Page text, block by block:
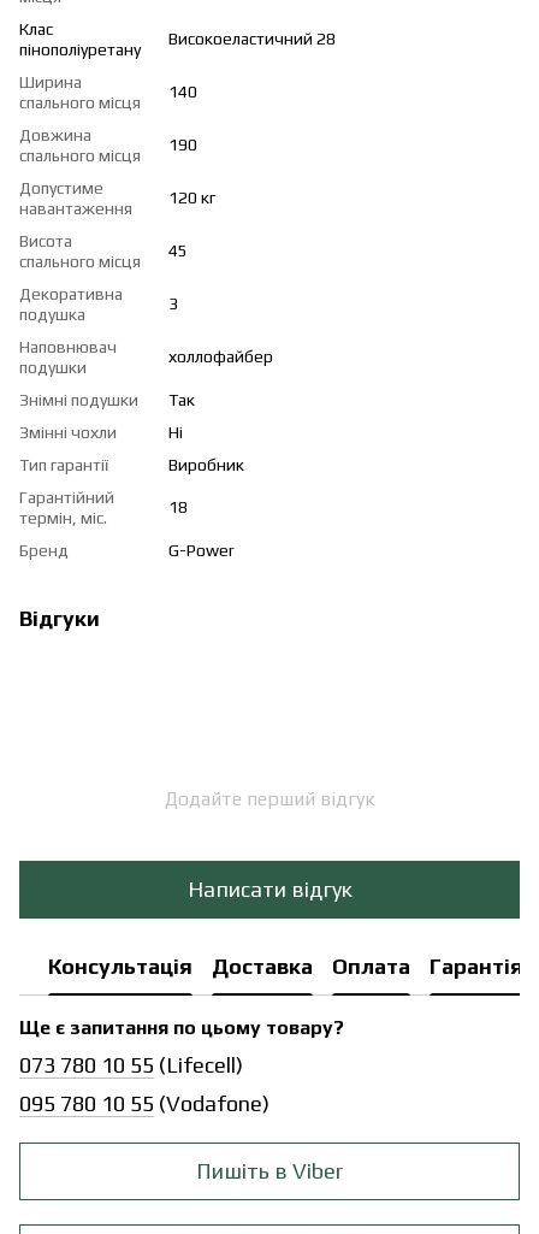
Клас
пінополіуретану
Високоеластичний 28
Ширина
спального місця
140
Довжина
спального місця
190
Допустиме
навантаження
120 кг
Висота
спального місця
45
Декоративна
подушка
3
Наповнювач
подушки
холлофайбер
Знімні подушки
Так
Змінні чохли
Ні
Тип гарантії
Виробник
Гарантійний
термін, міс.
18
Бренд G-Power
Відгуки
Додайте перший відгук
Написати відгук
Консультація Доставка Оплата Гарантія
Ще є запитання по цьому товару?
073 780 10 55 (Lifecell)
095 780 10 55 (Vodafone)
Пишіть в Viber